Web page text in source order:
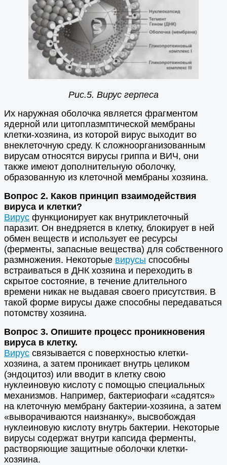
Рис.5. Вирус герпеса
Их наружная оболочка является фрагментом
ядерной или цитоплазмптической мембраны
клетки-хозяина, из которой вирус выходит во
внеклеточную среду. К сложноорганизованным
вирусам относятся вирусы гриппа и ВИЧ, они
также имеют дополнительную оболочку,
образованную из клеточной мембраны хозяина.
Вопрос 2. Каков принцип взаимодействия
вируса и клетки?
Вирус функционирует как внутриклеточный
паразит. Он внедряется в клетку, блокирует в ней
обмен веществ и использует ее ресурсы
(ферменты, запасные вещества) для собственного
размножения. Некоторые вирусы способны
встраиваться в ДНК хозяина и переходить в
скрытое состояние, в течение длительного
времени никак не выдавая своего присутствия. В
такой форме вирусы даже способны передаваться
потомству хозяина.
Вопрос 3. Опишите процесс проникновения
вируса в клетку.
Вирус связывается с поверхностью клетки-
хозяина, а затем проникает внутрь целиком
(эндоцитоз) или вводит в клетку свою
нуклеиновую кислоту с помощью специальных
механизмов. Например, бактериофаги «садятся»
на клеточную мембрану бактерии-хозяина, а затем
«выворачиваются наизнанку», высвобождая
нуклеиновую кислоту внутрь бактерии. Некоторые
вирусы содержат внутри капсида ферменты,
растворяющие защитные оболочки клетки-
хозяина.